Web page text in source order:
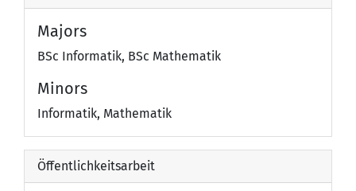
Majors
BSc Informatik, BSc Mathematik
Minors
Informatik, Mathematik
Öffentlichkeitsarbeit